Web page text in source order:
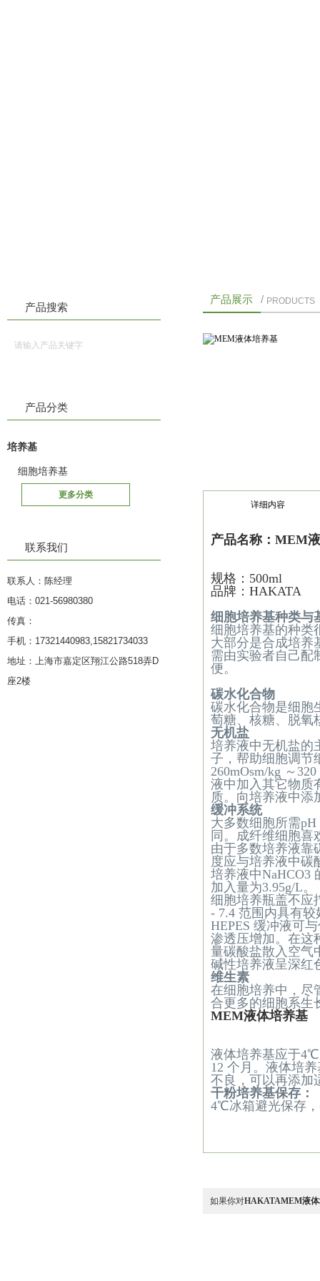
产品搜索
产品分类
培养基
细胞培养基
更多分类
联系我们
联系人：陈经理
电话：021-56980380
传真：
手机：17321440983,15821734033
地址：上海市嘉定区翔江公路518弄D
座2楼
产品展示 / PRODUCTS
详细内容
产品名称： MEM
规格：500ml
品牌：HAKATA
细胞培养基种类与
细胞培养基的种类
大部分是合成培养
需由实验者自己配
便。
碳水化合物
碳水化合物是细胞
萄糖、核糖、脱氧
无机盐
培养液中无机盐的
子，帮助细胞调节
260mOsm/kg ～
液中加入其它物质
质。向培养液中添
缓冲系统
大多数细胞所需pH
同。成纤维细胞喜
由于多数培养液靠
度应与培养液中碳
培养液中NaHCO3
加入量为3.95g/L。
细胞培养瓶盖不应
- 7.4 范围内具有较
HEPES 缓冲液可
渗透压增加。在这
量碳酸盐散入空气
碱性培养液呈深红
维生素
在细胞培养中，尽
合更多的细胞系生
MEM液体培养基
液体培养基应于4℃
12 个月。液体培
不良，可以再添加
干粉培养基保存：
4℃冰箱避光保存
如果你对HAKATAMEM液